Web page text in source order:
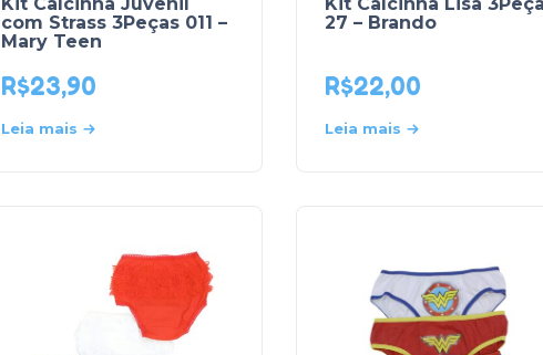
Kit Calcinha Juvenil
com Strass 3Peças 011 –
Mary Teen
R$23,90
Leia mais
Kit Calcinha Lisa
27 – Brando
R$22,00
Leia mais